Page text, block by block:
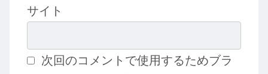
サイト
次回のコメントで使用するためブラ